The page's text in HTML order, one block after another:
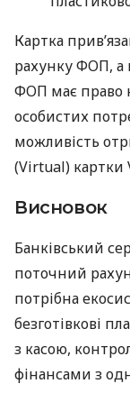
Картка
рахунку ФОП, а
ФОП має право
особистих
можливість
(Virtual) картки
Висновок
Банківський
поточний
потрібна
безготівкові
з касою,
фінансами з